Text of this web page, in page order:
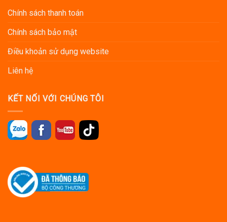
Chính sách thanh toán
Chính sách bảo mật
Điều khoản sử dụng website
Liên hệ
KẾT NỐI VỚI CHÚNG TÔI